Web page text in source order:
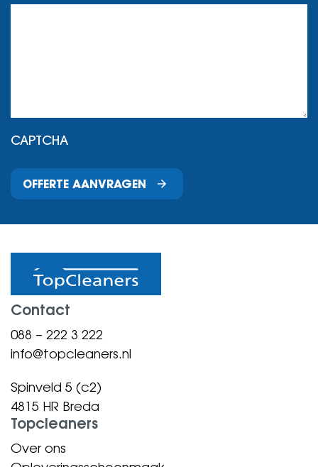
CAPTCHA
OFFERTE AANVRAGEN
Contact
088 – 222 3 222
info@topcleaners.nl
Spinveld 5 (c2)
4815 HR Breda
Topcleaners
Over ons